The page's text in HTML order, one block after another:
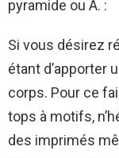
pyramide ou A. :
Si vous désirez
étant d’apporter
corps. Pour ce
tops à motifs,
des imprimés